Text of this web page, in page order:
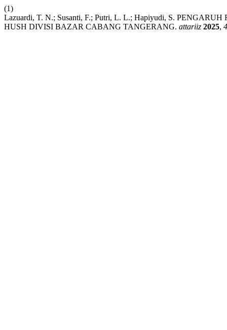
(1)
Lazuardi, T. N.; Susanti, F.; Putri, L. L.; Hapiyudi, S.
HUSH DIVISI BAZAR CABANG TANGERANG. attariiz 2025, 4